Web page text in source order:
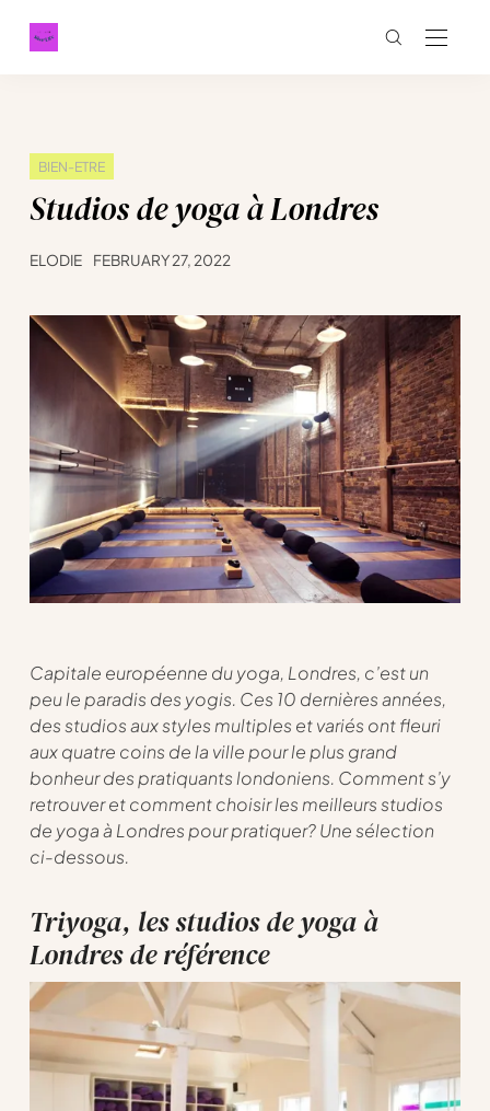
BIEN-ETRE
Studios de yoga à Londres
ELODIE FEBRUARY 27, 2022
Capitale européenne du yoga, Londres, c’est un
peu le paradis des yogis. Ces 10 dernières années,
des studios aux styles multiples et variés ont fleuri
aux quatre coins de la ville pour le plus grand
bonheur des pratiquants londoniens. Comment s’y
retrouver et comment choisir les meilleurs studios
de yoga à Londres pour pratiquer? Une sélection
ci-dessous.
Triyoga, les studios de yoga à
Londres de référence